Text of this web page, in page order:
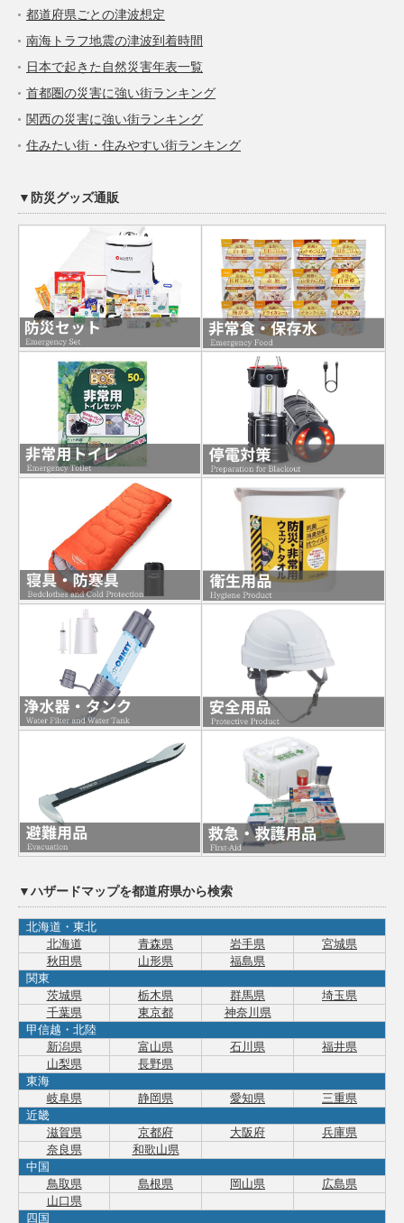
都道府県ごとの津波想定
南海トラフ地震の津波到着時間
日本で起きた自然災害年表一覧
首都圏の災害に強い街ランキング
関西の災害に強い街ランキング
住みたい街・住みやすい街ランキング
▼防災グッズ通販
▼ハザードマップを都道府県から検索
北海道・東北
北海道
青森県 岩手県
宮城県
秋田県
山形県
福島県
関東
茨城県
栃木県 群馬県
埼玉県
千葉県
東京都
神奈川県
甲信越・北陸
新潟県
富山県 石川県
福井県
山梨県
長野県
東海
岐阜県
静岡県 愛知県
三重県
近畿
滋賀県
京都府 大阪府
兵庫県
奈良県
和歌山県
中国
鳥取県
島根県 岡山県
広島県
山口県
四国